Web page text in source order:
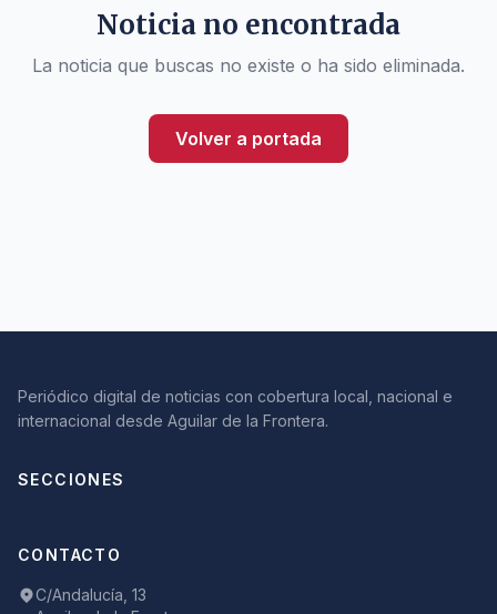
Noticia no encontrada
La noticia que buscas no existe o ha sido eliminada.
Volver a portada
Periódico digital de noticias con cobertura local, nacional e
internacional desde Aguilar de la Frontera.
SECCIONES
CONTACTO
C/Andalucía, 13